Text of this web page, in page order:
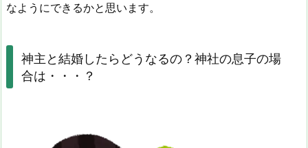
なようにできるかと思います。
神主と結婚したらどうなるの？神社の息子の場
合は・・・？